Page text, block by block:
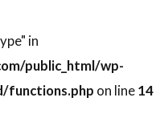
ダクションズ
ヴィッド・ブロッカー
in
public_html/wp-
functions.php on line14